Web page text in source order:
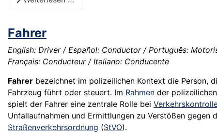
Fahrer
English: Driver / Español: Conductor / Português:
Français: Conducteur / Italiano: Conducente
Fahrer bezeichnet im polizeilichen Kontext die Person,
Fahrzeug führt oder steuert. Im Rahmen der
spielt der Fahrer eine zentrale Rolle bei
Unfallaufnahmen und Ermittlungen zu Verstößen gegen
Straßenverkehrsordnung (StVO).